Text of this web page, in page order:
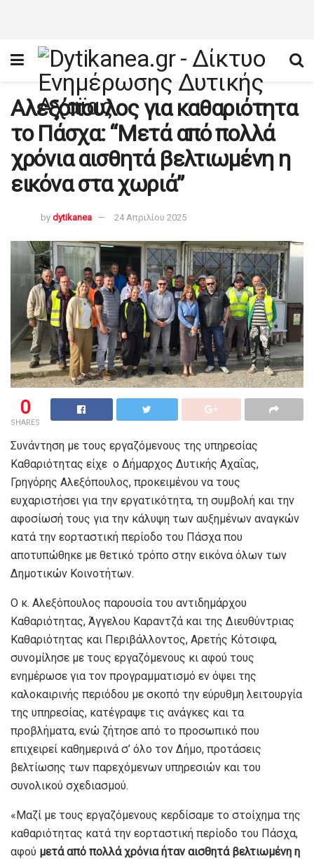
Αλεξόπουλος για καθαριότητα
το Πάσχα: “Μετά από πολλά
χρόνια αισθητά βελτιωμένη η
εικόνα στα χωριά”
by dytikanea 24 Απριλίου 2025
0
SHARES
Συνάντηση με τους εργαζόμενους της υπηρεσίας
Καθαριότητας είχε ο Δήμαρχος Δυτικής Αχαΐας,
Γρηγόρης Αλεξόπουλος, προκειμένου να τους
ευχαριστήσει για την εργατικότητα, τη συμβολή και την
αφοσίωσή τους για την κάλυψη των αυξημένων αναγκών
κατά την εορταστική περίοδο του Πάσχα που
αποτυπώθηκε με θετικό τρόπο στην εικόνα όλων των
Δημοτικών Κοινοτήτων.
Ο κ. Αλεξόπουλος παρουσία του αντιδημάρχου
Καθαριότητας, Άγγελου Καραντζά και της Διευθύντριας
Καθαριότητας και Περιβάλλοντος, Αρετής Κότσιφα,
συνομίλησε με τους εργαζόμενους κι αφού τους
ενημέρωσε για τον προγραμματισμό εν όψει της
καλοκαιρινής περιόδου με σκοπό την εύρυθμη λειτουργία
της υπηρεσίας, κατέγραψε τις ανάγκες και τα
προβλήματα, ενώ ζήτησε από το προσωπικό που
επιχειρεί καθημερινά σ’ όλο τον Δήμο, προτάσεις
βελτίωσης των παρεχόμενων υπηρεσιών και του
συνολικού σχεδιασμού.
«Μαζί με τους εργαζόμενους κερδίσαμε το στοίχημα της
καθαριότητας κατά την εορταστική περίοδο του Πάσχα,
αφού μετά από πολλά χρόνια ήταν αισθητά βελτιωμένη η